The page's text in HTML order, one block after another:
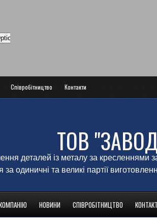
Співробітництво Контакти
ТОВ
деталей із металу за кресленнями
одиничні та великі партії
НОВИНИ СПІВРОБІТНИЦТВО